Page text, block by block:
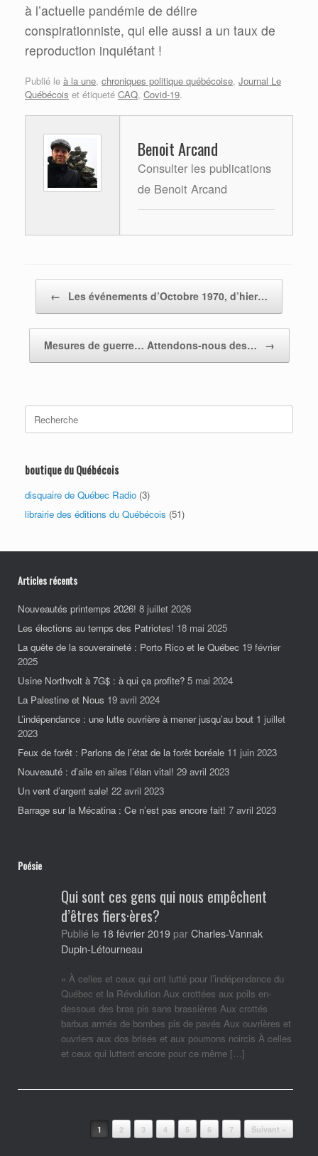
à l’actuelle pandémie de délire
conspirationniste, qui elle aussi a un taux de
reproduction inquiétant !
Publié le à la une, chroniques politique québécoise, Journal Le
Québécois et étiqueté CAQ, Covid-19.
Benoit Arcand
Consulter les publications
de Benoit Arcand
← Les événements d’Octobre 1970, d’hier…
Mesures de guerre… Attendons-nous des… →
Search
for:
boutique du Québécois
disquaire de Québec Radio (3)
librairie des éditions du Québécois (51)
Articles récents
Nouveautés printemps 2026! 8 juillet 2026
Les élections au temps des Patriotes! 18 mai 2025
La quête de la souveraineté : Porto Rico et le Québec 19 février
2025
Usine Northvolt à 7G$ : à qui ça profite? 5 mai 2024
La Palestine et Nous 19 avril 2024
L’indépendance : une lutte ouvrière à mener jusqu’au bout 1 juillet
2023
Feux de forêt : Parlons de l’état de la forêt boréale 11 juin 2023
Nouveauté : d’aile en ailes l’élan vital! 29 avril 2023
Un vent d’argent sale! 22 avril 2023
Barrage sur la Mécatina : Ce n’est pas encore fait! 7 avril 2023
Poésie
Qui sont ces gens qui nous empêchent
d’êtres fiers·ères?
Publié le 18 février 2019 par Charles-Vannak
Dupin-Létourneau
« À celles et ceux qui ont lutté pour l’indépendance du
Québec et la Révolution Aux crottées aux poils en-
dessous des bras pis sans brassières Aux crottés
barbus armés de bombes pis de pavés Aux ouvrières et
ouvriers aux dos brisés et aux poumons noircis À celles
et ceux qui luttent encore pour ce même […]
1 2 3 4 5 6 7 Suivant »